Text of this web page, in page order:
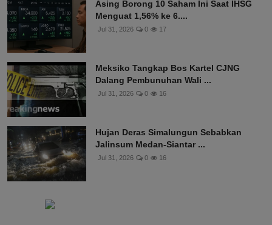
Asing Borong 10 Saham Ini Saat IHSG
Menguat 1,56% ke 6....
Jul 31, 2026 0 17
Meksiko Tangkap Bos Kartel CJNG
Dalang Pembunuhan Wali ...
Jul 31, 2026 0 16
Hujan Deras Simalungun Sebabkan
Jalinsum Medan-Siantar ...
Jul 31, 2026 0 16